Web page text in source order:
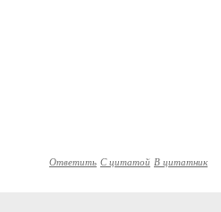
Ответить С цитатой В цитатник